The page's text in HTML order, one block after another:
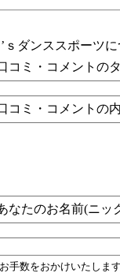
’ｓダンススポーツ
コミ・コメントの
コミ・コメントの
なたのお名前(ニッ
お手数をおかけいたしま